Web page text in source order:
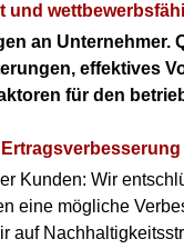
und
an Unternehmer.
effektives
für den
Kunden: Wir
eine mögliche
auf